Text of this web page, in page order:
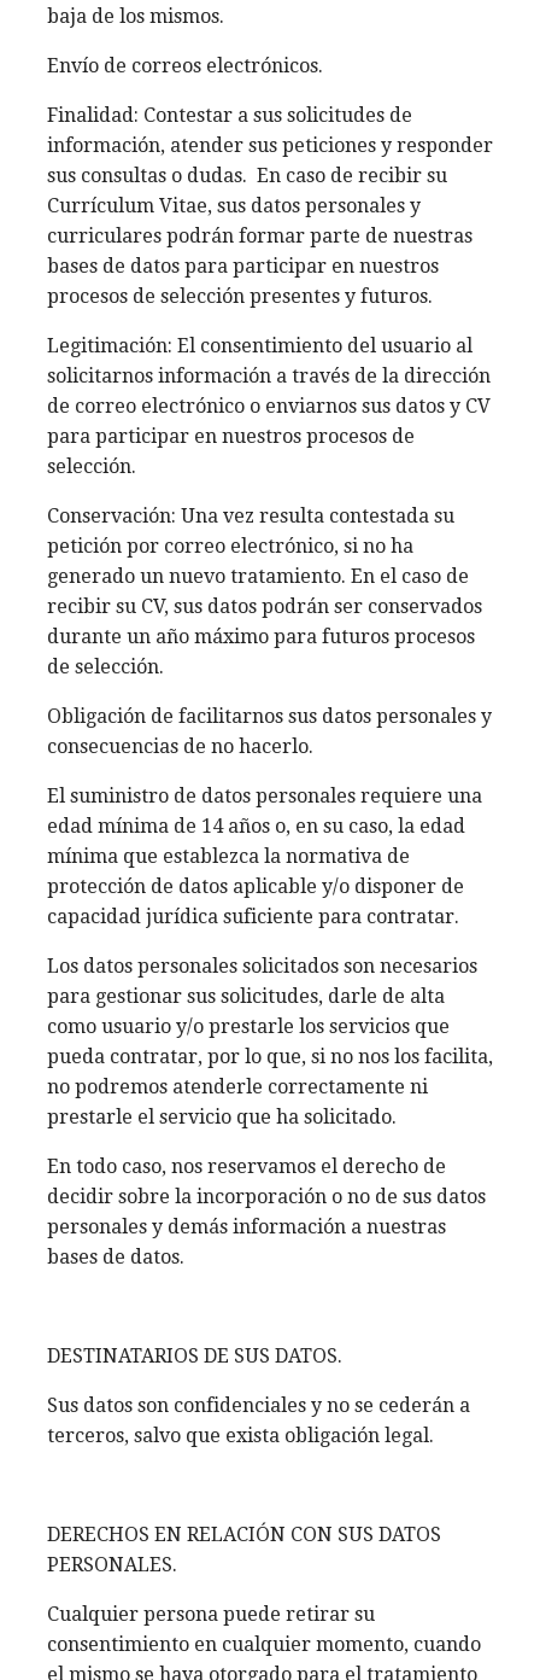
baja de los mismos.
Envío de correos electrónicos.
Finalidad: Contestar a sus solicitudes de
información, atender sus peticiones y responder
sus consultas o dudas. En caso de recibir su
Currículum Vitae, sus datos personales y
curriculares podrán formar parte de nuestras
bases de datos para participar en nuestros
procesos de selección presentes y futuros.
Legitimación: El consentimiento del usuario al
solicitarnos información a través de la dirección
de correo electrónico o enviarnos sus datos y CV
para participar en nuestros procesos de
selección.
Conservación: Una vez resulta contestada su
petición por correo electrónico, si no ha
generado un nuevo tratamiento. En el caso de
recibir su CV, sus datos podrán ser conservados
durante un año máximo para futuros procesos
de selección.
Obligación de facilitarnos sus datos personales y
consecuencias de no hacerlo.
El suministro de datos personales requiere una
edad mínima de 14 años o, en su caso, la edad
mínima que establezca la normativa de
protección de datos aplicable y/o disponer de
capacidad jurídica suficiente para contratar.
Los datos personales solicitados son necesarios
para gestionar sus solicitudes, darle de alta
como usuario y/o prestarle los servicios que
pueda contratar, por lo que, si no nos los facilita,
no podremos atenderle correctamente ni
prestarle el servicio que ha solicitado.
En todo caso, nos reservamos el derecho de
decidir sobre la incorporación o no de sus datos
personales y demás información a nuestras
bases de datos.
DESTINATARIOS DE SUS DATOS.
Sus datos son confidenciales y no se cederán a
terceros, salvo que exista obligación legal.
DERECHOS EN RELACIÓN CON SUS DATOS
PERSONALES.
Cualquier persona puede retirar su
consentimiento en cualquier momento, cuando
el mismo se haya otorgado para el tratamiento